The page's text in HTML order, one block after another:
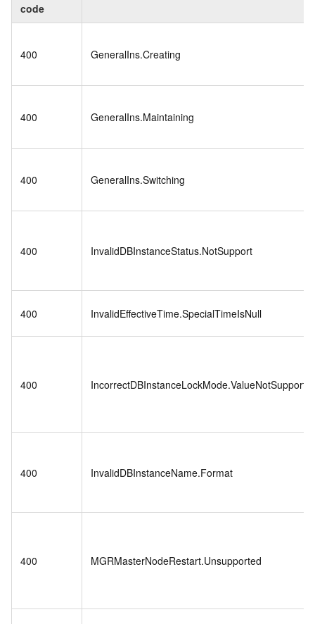
code
400 GeneralIns.Creating
400 GeneralIns.Maintaining
400 GeneralIns.Switching
400 InvalidDBInstanceStatus.NotSupport
400 InvalidEffectiveTime.SpecialTimeIsNull
400
400 InvalidDBInstanceName.Format
400 MGRMasterNodeRestart.Unsupported